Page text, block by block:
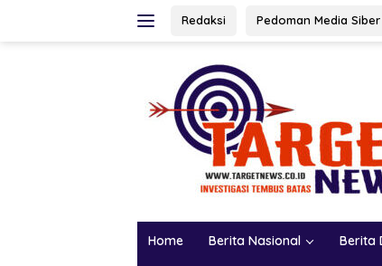
Redaksi Pedoman Media Siber
Home Berita Nasional Berita